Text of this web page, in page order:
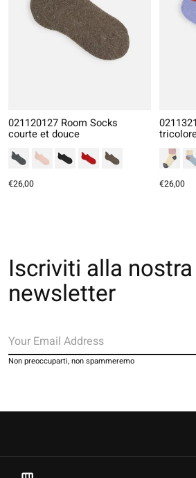
021120127 Room Socks
courte et douce
€26,00 €26,00
Iscriviti alla nostra
newsletter
Non preoccuparti, non spammeremo